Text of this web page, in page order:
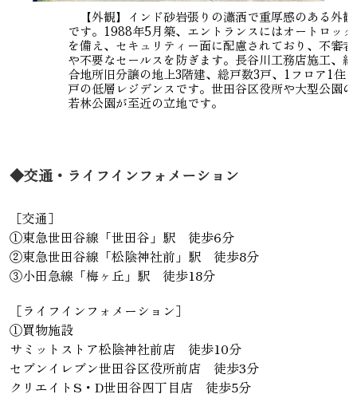
【外観】インド砂岩張りの瀟洒で重厚感のある外観
です。1988年5月築、エントランスにはオートロック
を備え、セキュリティー面に配慮されており、不審者
や不要なセールスを防ぎます。長谷川工務店施工、総
合地所旧分譲の地上3階建、総戸数3戸、1フロア1住
戸の低層レジデンスです。世田谷区役所や大型公園の
若林公園が至近の立地です。
◆交通・ライフインフォメーション
［交通］
①東急世田谷線「世田谷」駅 徒歩6分
②東急世田谷線「松陰神社前」駅 徒歩8分
③小田急線「梅ヶ丘」駅 徒歩18分
［ライフインフォメーション］
①買物施設
サミットストア松陰神社前店 徒歩10分
セブンイレブン世田谷区役所前店 徒歩3分
クリエイトS・D世田谷四丁目店 徒歩5分